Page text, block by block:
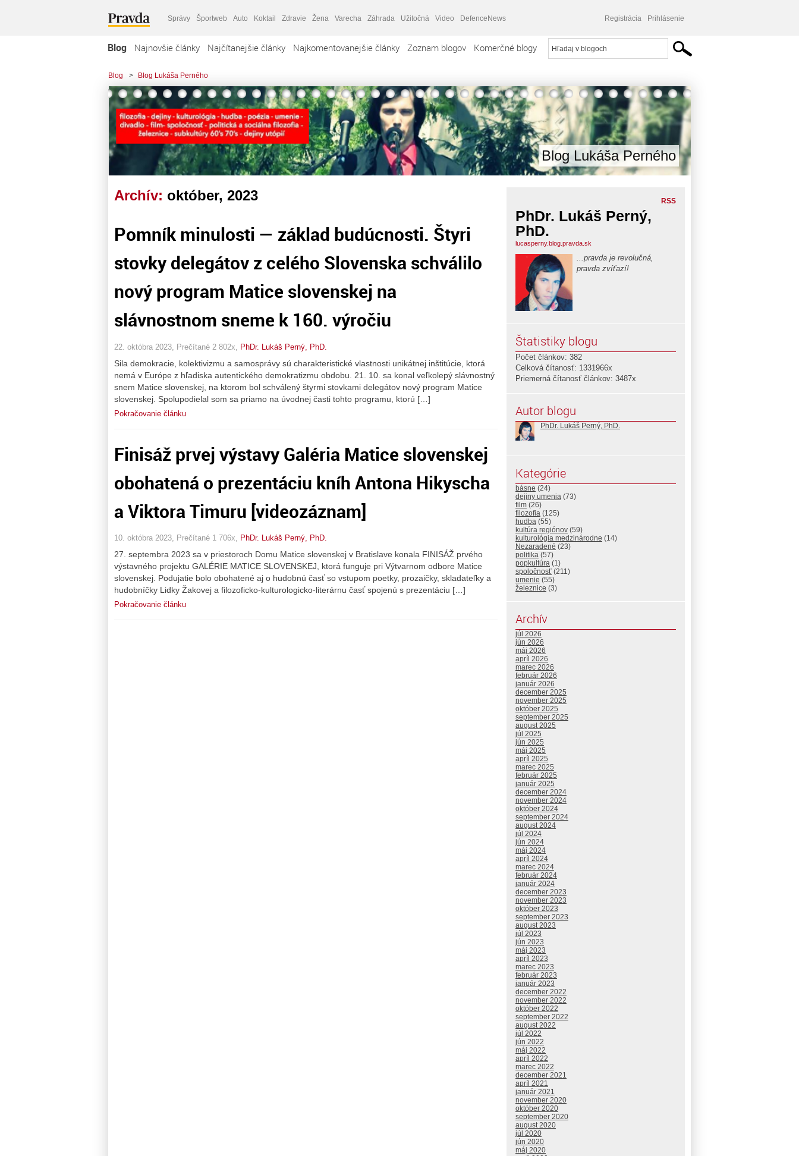
Správy Športweb Auto Koktail Zdravie Žena Varecha Záhrada Užitočná Video DefenceNews Registrácia Prihlásenie
Blog Najnovšie články Najčítanejšie články Najkomentovanejšie články Zoznam blogov Komerčné blogy
Blog > Blog Lukáša Perného
Blog Lukáša Perného
Archív: október, 2023
Pomník minulosti — základ budúcnosti. Štyri
stovky delegátov z celého Slovenska schválilo
nový program Matice slovenskej na
slávnostnom sneme k 160. výročiu
22. októbra 2023, Prečítané 2 802x, PhDr. Lukáš Perný, PhD.
Sila demokracie, kolektivizmu a samosprávy sú charakteristické vlastnosti unikátnej inštitúcie, ktorá
nemá v Európe z hľadiska autentického demokratizmu obdobu. 21. 10. sa konal veľkolepý slávnostný
snem Matice slovenskej, na ktorom bol schválený štyrmi stovkami delegátov nový program Matice
slovenskej. Spolupodielal som sa priamo na úvodnej časti tohto programu, ktorú […]
Pokračovanie článku
Finisáž prvej výstavy Galéria Matice slovenskej
obohatená o prezentáciu kníh Antona Hikyscha
a Viktora Timuru [videozáznam]
10. októbra 2023, Prečítané 1 706x, PhDr. Lukáš Perný, PhD.
27. septembra 2023 sa v priestoroch Domu Matice slovenskej v Bratislave konala FINISÁŽ prvého
výstavného projektu GALÉRIE MATICE SLOVENSKEJ, ktorá funguje pri Výtvarnom odbore Matice
slovenskej. Podujatie bolo obohatené aj o hudobnú časť so vstupom poetky, prozaičky, skladateľky a
hudobníčky Lidky Žakovej a filozoficko-kulturologicko-literárnu časť spojenú s prezentáciu […]
Pokračovanie článku
RSS
PhDr. Lukáš Perný,
PhD.
lucasperny.blog.pravda.sk
...pravda je revolučná,
pravda zvíťazí!
Štatistiky blogu
Počet článkov: 382
Celková čítanosť: 1331966x
Priemerná čítanosť článkov: 3487x
Autor blogu
PhDr. Lukáš Perný, PhD.
Kategórie
básne (24)
dejiny umenia (73)
film (26)
filozofia (125)
hudba (55)
kultúra regiónov (59)
kulturológia medzinárodne (14)
Nezaradené (23)
politika (57)
popkultúra (1)
spoločnosť (211)
umenie (55)
železnice (3)
Archív
júl 2026
jún 2026
máj 2026
apríl 2026
marec 2026
február 2026
január 2026
december 2025
november 2025
október 2025
september 2025
august 2025
júl 2025
jún 2025
máj 2025
apríl 2025
marec 2025
február 2025
január 2025
december 2024
november 2024
október 2024
september 2024
august 2024
júl 2024
jún 2024
máj 2024
apríl 2024
marec 2024
február 2024
január 2024
december 2023
november 2023
október 2023
september 2023
august 2023
júl 2023
jún 2023
máj 2023
apríl 2023
marec 2023
február 2023
január 2023
december 2022
november 2022
október 2022
september 2022
august 2022
júl 2022
jún 2022
máj 2022
apríl 2022
marec 2022
december 2021
apríl 2021
január 2021
november 2020
október 2020
september 2020
august 2020
júl 2020
jún 2020
máj 2020